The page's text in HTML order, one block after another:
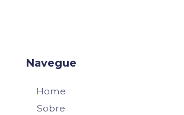
Navegue
Home
Sobre